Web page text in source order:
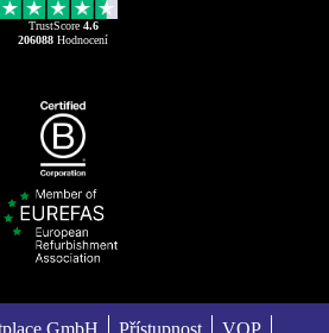
TrustScore 4.6
206088 Hodnocení
GmbH Přístupnost VOP